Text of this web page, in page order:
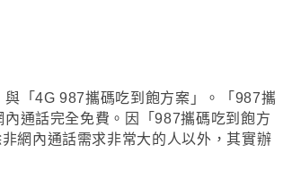
與 「4G987攜碼吃到飽方案 」 。 「 987攜
內通話完全免費 。因 「987攜碼吃到飽方
非網內通話需求非常大的人以外 ，其實辦